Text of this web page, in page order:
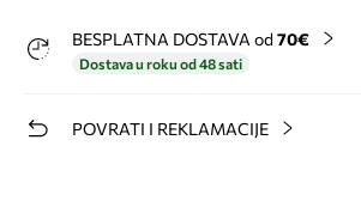
BESPLATNA DOSTAVA od 70€
Dostava u roku od 48 sati
POVRATI I REKLAMACIJE